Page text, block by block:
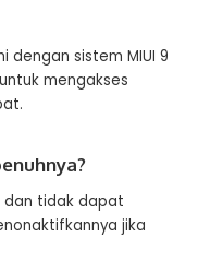
dengan sistem MIUI 9
mengakses
dan tidak dapat
jika